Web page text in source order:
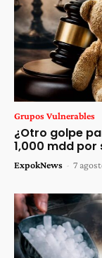
Grupos Vulnerables
¿Otro golpe
1,000 mdd
ExpokNews - 7